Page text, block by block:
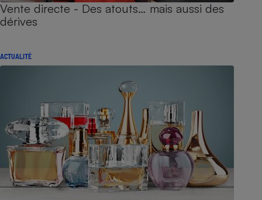
Vente directe - Des atouts… mais aussi des
dérives
ACTUALITÉ